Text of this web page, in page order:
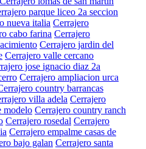
parque liceo 2a seccion
nueva italia Cerrajero
cabo farina Cerrajero
Cerrajero jardin del
Cerrajero valle cercano
jose ignacio diaz 2a
Cerrajero ampliacion urca
country barrancas
villa adela Cerrajero
modelo Cerrajero country ranch
Cerrajero rosedal Cerrajero
Cerrajero empalme casas de
bajo galan Cerrajero santa